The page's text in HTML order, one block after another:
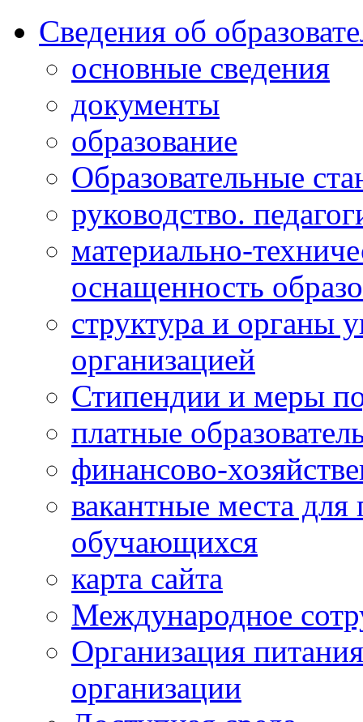
Сведения об
основные сведения
документы
образование
Образовательные
руководство.
материально-
оснащенность
структура и органы
организацией
Стипендии и меры
платные
финансово-
вакантные места
обучающихся
карта сайта
Международное
Организация
организации